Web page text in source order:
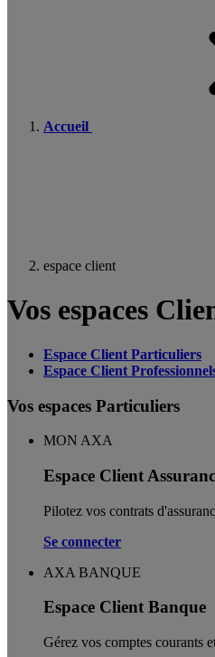
Accueil
espace client
Vos espaces
Espace Client Particuliers
Espace Client
Vos espaces Particuliers
MON AXA
Espace Client
Pilotez vos contrats
Se connecter
AXA BANQUE
Espace Client Banque
Gérez vos comptes courants